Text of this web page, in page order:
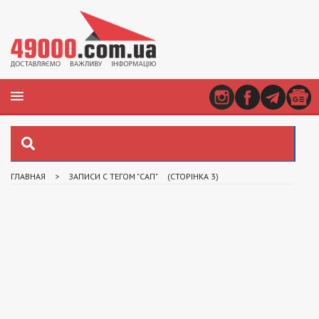
ГЛАВНАЯ > ЗАПИСИ С ТЕГОМ "САП" (СТОРІНКА 3)